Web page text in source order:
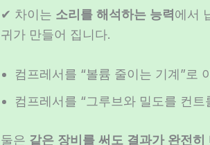
✔ 차이는 소리를 해석하는 능력에서
귀가 만들어 집니다.
컴프레서를 “볼륨 줄이는 기계”로
컴프레서를 “그루브와 밀도를 컨
둘은 같은 장비를 써도 결과가 완전히